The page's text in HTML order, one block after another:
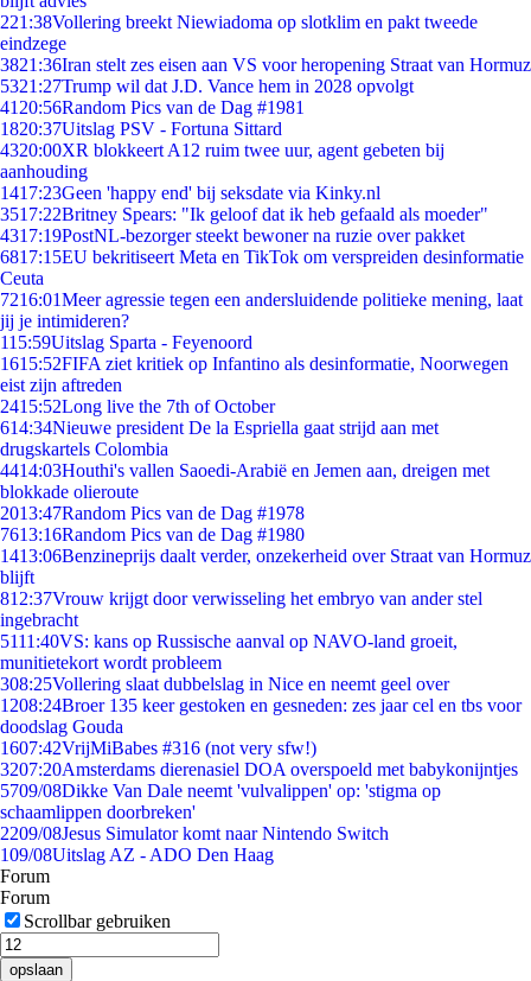
221:38Vollering breekt Niewiadoma op slotklim en pakt tweede
eindzege
3821:36Iran stelt zes eisen aan VS voor heropening Straat van Hormuz
5321:27Trump wil dat J.D. Vance hem in 2028 opvolgt
41 20:56Random Pics van de Dag #1981
1820:37Uitslag PSV - Fortuna Sittard
4320:00XR blokkeert A12 ruim twee uur, agent gebeten bij
aanhouding
1417:23Geen 'happy end' bij seksdate via Kinky.nl
3517:22Britney Spears: "Ik geloof dat ik heb gefaald als moeder"
4317:19PostNL-bezorger steekt bewoner na ruzie over pakket
6817:15EU bekritiseert Meta en TikTok om verspreiden desinformatie
Ceuta
7216:01Meer agressie tegen een andersluidende politieke mening, laat
jij je intimideren?
115:59Uitslag Sparta - Feyenoord
1615:52FIFA ziet kritiek op Infantino als desinformatie, Noorwegen
eist zijn aftreden
2415:52Long live the 7th of October
614:34Nieuwe president De la Espriella gaat strijd aan met
drugskartels Colombia
4414:03Houthi's vallen Saoedi-Arabië en Jemen aan, dreigen met
blokkade olieroute
2013:47Random Pics van de Dag #1978
7613:16Random Pics van de Dag #1980
1413:06Benzineprijs daalt verder, onzekerheid over Straat van Hormuz
blijft
812:37Vrouw krijgt door verwisseling het embryo van ander stel
ingebracht
5111:40VS: kans op Russische aanval op NAVO-land groeit,
munitietekort wordt probleem
308:25Vollering slaat dubbelslag in Nice en neemt geel over
1208:24Broer 135 keer gestoken en gesneden: zes jaar cel en tbs voor
doodslag Gouda
1607:42VrijMiBabes #316 (not very sfw!)
3207:20Amsterdams dierenasiel DOA overspoeld met babykonijntjes
5709/08Dikke Van Dale neemt 'vulvalippen' op: 'stigma op
schaamlippen doorbreken'
2209/08Jesus Simulator komt naar Nintendo Switch
109/08Uitslag AZ - ADO Den Haag
Forum
Forum
Scrollbar gebruiken
opslaan